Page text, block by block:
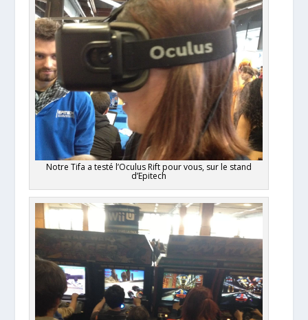
Notre Tifa a testé l’Oculus Rift pour vous, sur le stand
d’Epitech